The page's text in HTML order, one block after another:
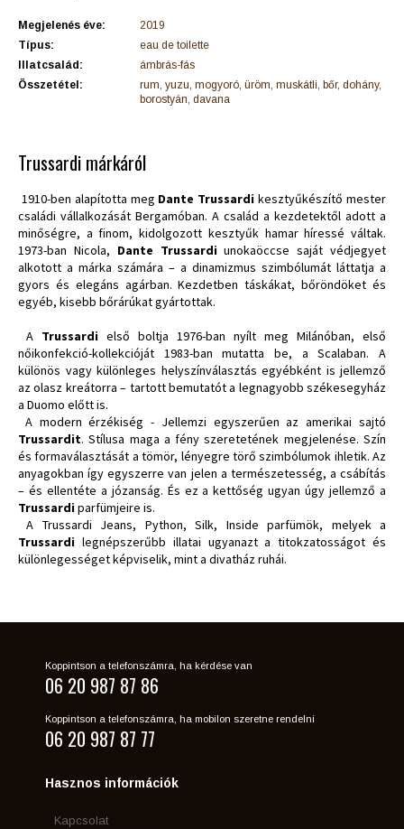
Megjelenés éve:
2019
Típus:
eau de toilette
Illatcsalád:
ámbrás-fás
Összetétel:
rum, yuzu, mogyoró, üröm, muskátli, bőr, dohány,
borostyán, davana
Trussardi márkáról
1910-ben alapította meg Dante Trussardi kesztyűkészítő mester
családi vállalkozását Bergamóban. A család a kezdetektől adott a
minőségre, a finom, kidolgozott kesztyűk hamar híressé váltak.
1973-ban Nicola, Dante Trussardiunokaöccse saját védjegyet
alkotott a márka számára – a dinamizmus szimbólumát láttatja a
gyors és elegáns agárban. Kezdetben táskákat, bőröndöket és
egyéb, kisebb bőrárúkat gyártottak.
A Trussardi első boltja 1976-ban nyílt meg Milánóban, első
nőikonfekció-kollekcióját 1983-ban mutatta be, a Scalaban. A
különös vagy különleges helyszínválasztás egyébként is jellemző
az olasz kreátorra – tartott bemutatót a legnagyobb székesegyház
a Duomo előtt is.
A modern érzékiség - Jellemzi egyszerűen az amerikai sajtó
Trussardit. Stílusa maga a fény szeretetének megjelenése. Szín
és formaválasztását a tömör, lényegre törő szimbólumok ihletik. Az
anyagokban így egyszerre van jelen a természetesség, a csábítás
– és ellentéte a józanság. És ez a kettőség ugyan úgy jellemző a
Trussardiparfümjeire is.
A Trussardi Jeans, Python, Silk, Inside parfümök, melyek a
Trussardi legnépszerűbb illatai ugyanazt a titokzatosságot és
különlegességet képviselik, mint a divatház ruhái.
Koppintson a telefonszámra, ha kérdése van
06 20 987 87 86
Koppintson a telefonszámra, ha mobilon szeretne rendelni
06 20 987 87 77
Hasznos információk
Kapcsolat